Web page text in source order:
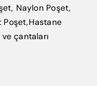
Naylon Poşet,
Poşet,Hastane
çantaları